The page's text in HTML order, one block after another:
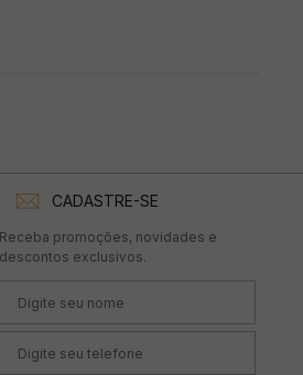
CADASTRE-SE
Receba promoções, novidades e
descontos exclusivos.